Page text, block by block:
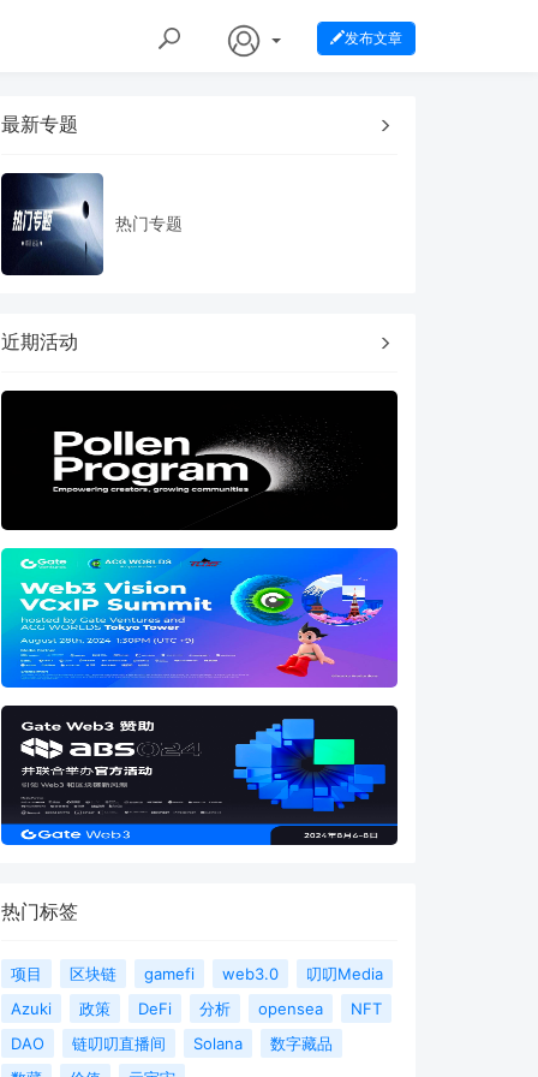
发布文章
最新专题
热门专题
近期活动
热门标签
项目 区块链 gamefi web3.0
叨叨Media
Azuki
政策 DeFi 分析 opensea
NFT
DAO
链叨叨直播间 Solana
数字藏品